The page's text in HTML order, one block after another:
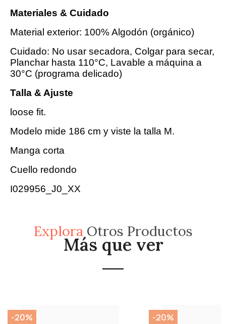
Materiales & Cuidado
Material exterior: 100% Algodón (orgánico)
Cuidado: No usar secadora, Colgar para secar,
Planchar hasta 110°C, Lavable a máquina a
30°C (programa delicado)
Talla & Ajuste
loose fit.
Modelo mide 186 cm y viste la talla M.
Manga corta
Cuello redondo
I029956_J0_XX
ExploraOtros Productos
Más que ver
-20% -20%